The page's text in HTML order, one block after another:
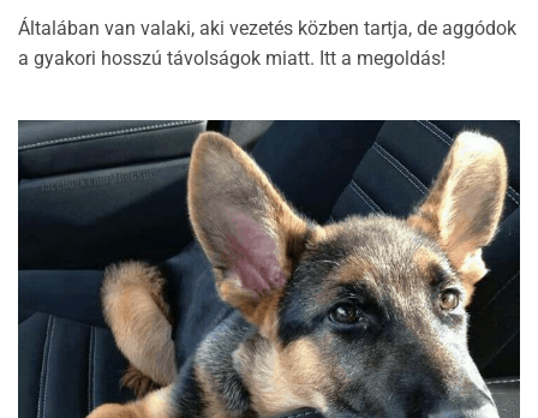
Általában van valaki, aki vezetés közben tartja, de aggódok
a gyakori hosszú távolságok miatt. Itt a megoldás!